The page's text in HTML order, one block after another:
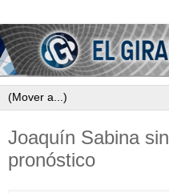
Joaquín Sabina
pronóstico